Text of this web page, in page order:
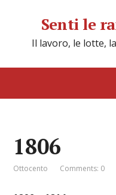
Senti le
Il lavoro, le lotte,
1806
Ottocento Comments: 0